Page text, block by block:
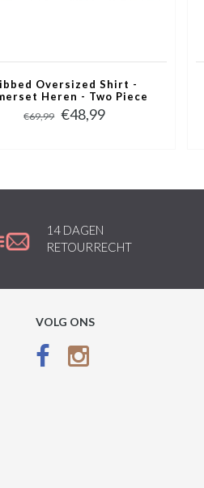
Oversized Shirt -
Heren - Two Piece
- Co ord Set - 009- Zwart
€69,99 €48,99
14 DAGEN
RETOURRECHT
VOLG ONS